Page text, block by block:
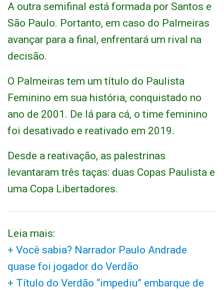
A outra semifinal está formada por Santos e
São Paulo. Portanto, em caso do Palmeiras
avançar para a final, enfrentará um rival na
decisão.
O Palmeiras tem um título do Paulista
Feminino em sua história, conquistado no
ano de 2001. De lá para cá, o time feminino
foi desativado e reativado em 2019.
Desde a reativação, as palestrinas
levantaram três taças: duas Copas Paulista e
uma Copa Libertadores.
Leia mais:
+ Você sabia? Narrador Paulo Andrade
quase foi jogador do Verdão
+ Título do Verdão “impediu” embarque de